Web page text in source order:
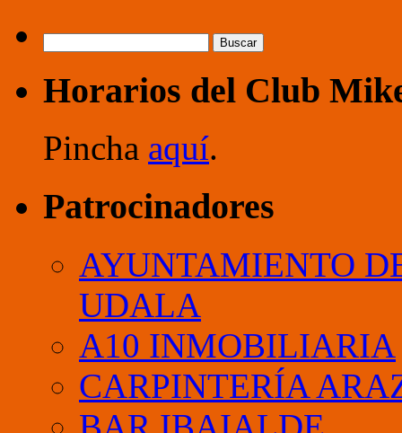
que
estará
resuelto
años.
¿Es
Horarios del Club
Pincha aquí.
Patrocinadores
AYUNTAMIENTO
UDALA
A10 INMOBILIARIA
CARPINTERÍA